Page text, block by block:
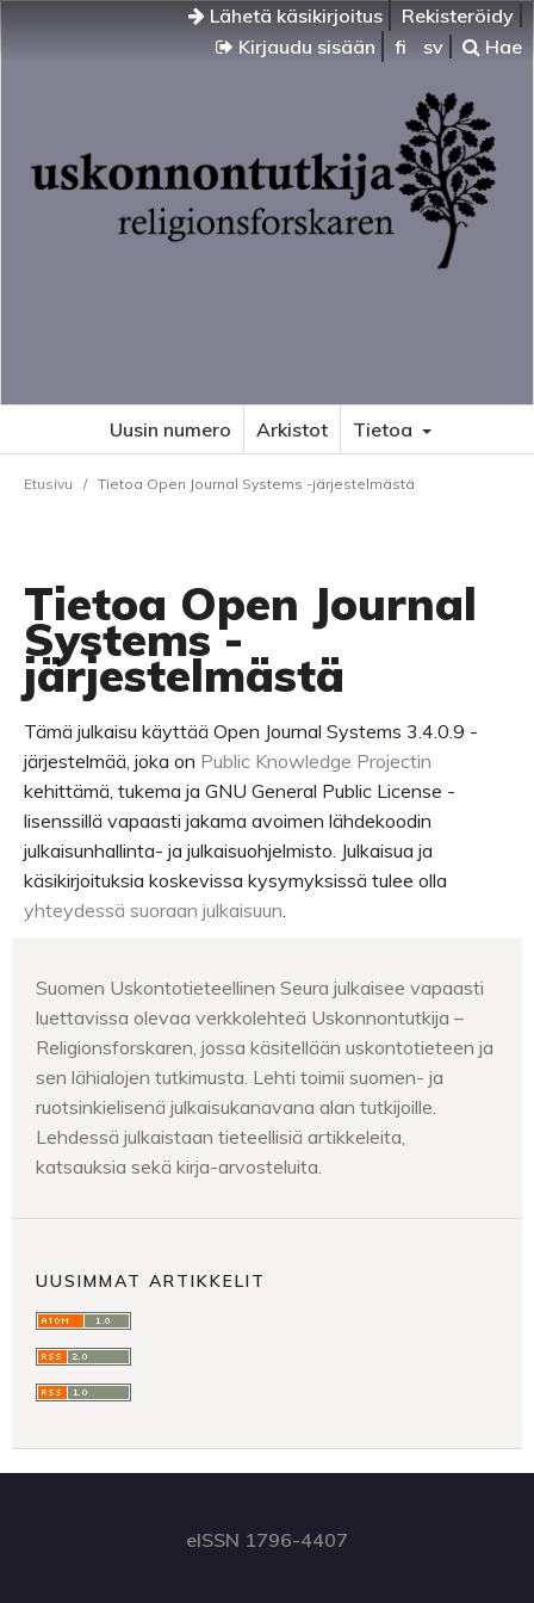
Lähetä käsikirjoitus
Rekisteröidy
Kirjaudu sisään
fi sv Hae
Uusin numero Arkistot Tietoa
Etusivu / Tietoa Open Journal Systems -järjestelmästä
Tietoa Open Journal
Systems -
järjestelmästä
Tämä julkaisu käyttää Open Journal Systems 3.4.0.9 -
järjestelmää, joka on Public Knowledge Projectin
kehittämä, tukema ja GNU General Public License -
lisenssillä vapaasti jakama avoimen lähdekoodin
julkaisunhallinta- ja julkaisuohjelmisto. Julkaisua ja
käsikirjoituksia koskevissa kysymyksissä tulee olla
yhteydessä suoraan julkaisuun.
Suomen Uskontotieteellinen Seura julkaisee vapaasti
luettavissa olevaa verkkolehteä Uskonnontutkija –
Religionsforskaren, jossa käsitellään uskontotieteen ja
sen lähialojen tutkimusta. Lehti toimii suomen- ja
ruotsinkielisenä julkaisukanavana alan tutkijoille.
Lehdessä julkaistaan tieteellisiä artikkeleita,
katsauksia sekä kirja-arvosteluita.
UUSIMMAT ARTIKKELIT
eISSN 1796-4407